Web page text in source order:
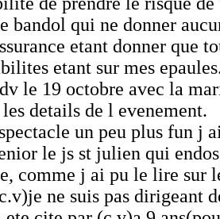
bandol qui ne donner
etant donner que
etant sur mes
le 19 octobre avec la
details de l evenement.
un peu plus fun j
le js st julien qui
comme j ai pu le lire sur
ne suis pas dirigeant